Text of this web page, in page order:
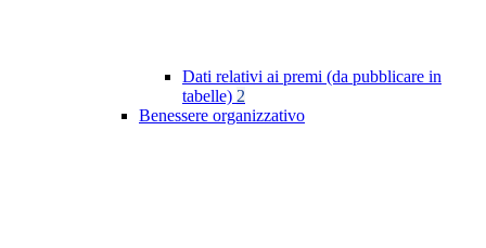
Dati relativi ai premi (da pubblicare in
tabelle) 2
Benessere organizzativo